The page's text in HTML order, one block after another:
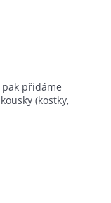
přidáme
(kostky,